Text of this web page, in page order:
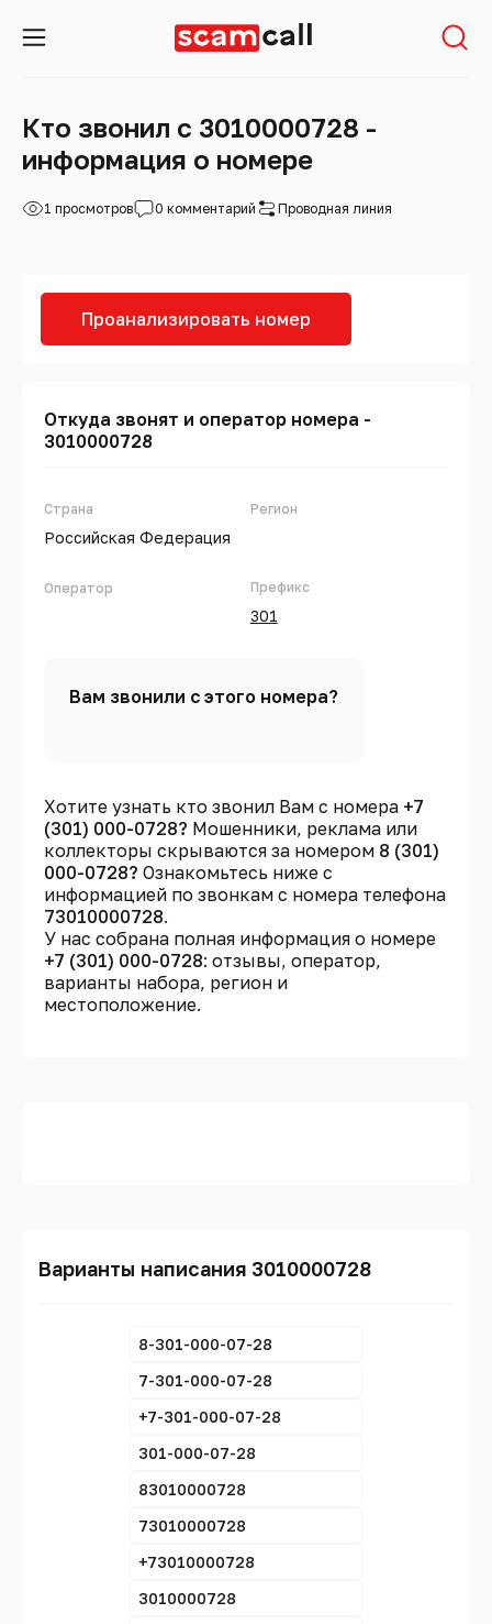
Кто звонил с 3010000728 -
информация о номере
1 просмотров 0 комментарий Проводная линия
Проанализировать номер
Откуда звонят и оператор номера -
3010000728
Страна
Российская Федерация
Оператор
Регион
Префикс
301
Вам звонили с этого номера?
Хотите узнать кто звонил Вам с номера +7
(301) 000-0728? Мошенники, реклама или
коллекторы скрываются за номером 8 (301)
000-0728? Ознакомьтесь ниже с
информацией по звонкам с номера телефона
73010000728.
У нас собрана полная информация о номере
+7 (301) 000-0728: отзывы, оператор,
варианты набора, регион и
местоположение.
Варианты написания 3010000728
8-301-000-07-28
7-301-000-07-28
+7-301-000-07-28
301-000-07-28
83010000728
73010000728
+73010000728
3010000728